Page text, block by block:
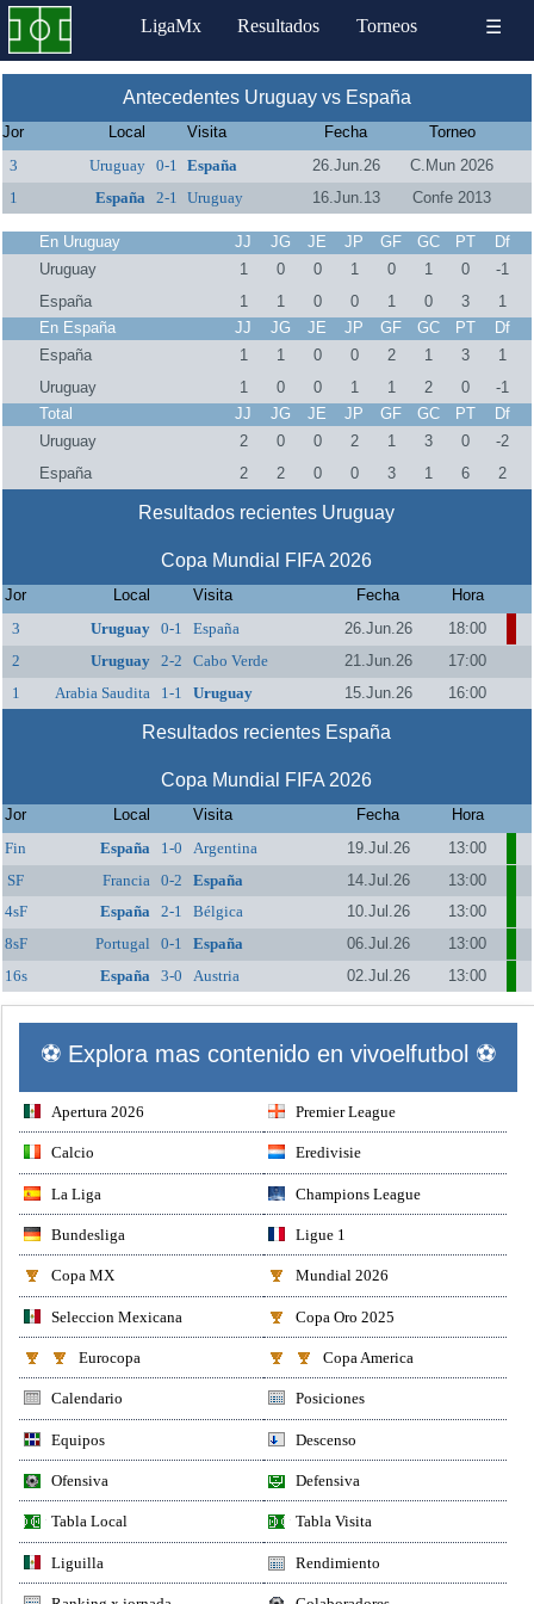
LigaMx Resultados Torneos ☰
Antecedentes Uruguay vs España
Jor Local Visita Fecha
Torneo
3
Uruguay 0-1 España 26.Jun.26
C.Mun 2026
1
España 2-1 Uruguay 16.Jun.13 Confe 2013
En Uruguay JJ JG JE JP GF GC PT
Df
Uruguay
1 0 0 1 0 1 0
-1
España
1 1 0 0 1 0 3
1
En España
JJ JG JE JP GF GC PT
Df
España
1 1 0 0 2 1 3
1
Uruguay
1 0 0 1 1 2 0
-1
Total
JJ JG JE JP GF GC PT
Df
Uruguay
2 0 0 2 1 3 0
-2
España
2 2 0 0 3 1 6 2
Resultados recientes Uruguay
Copa Mundial FIFA 2026
Jor Local Visita Fecha
Hora
3
Uruguay 0-1 España 26.Jun.26
18:00
2
Uruguay 2-2 Cabo Verde 21.Jun.26
17:00
1
Arabia Saudita 1-1 Uruguay 15.Jun.26 16:00
Resultados recientes España
Copa Mundial FIFA 2026
Jor Local Visita Fecha
Hora
Fin
España 1-0 Argentina 19.Jul.26
13:00
SF
Francia 0-2 España 14.Jul.26
13:00
4sF
España 2-1 Bélgica 10.Jul.26
13:00
8sF
Portugal 0-1 España 06.Jul.26
13:00
16s
España 3-0 Austria 02.Jul.26 13:00
⚽ Explora mas contenido en vivoelfutbol ⚽
Apertura 2026 Premier League
Calcio Eredivisie
La Liga Champions League
Bundesliga Ligue 1
Copa MX Mundial 2026
Seleccion Mexicana Copa Oro 2025
Eurocopa Copa America
Calendario Posiciones
Equipos Descenso
Ofensiva Defensiva
Tabla Local Tabla Visita
Liguilla Rendimiento